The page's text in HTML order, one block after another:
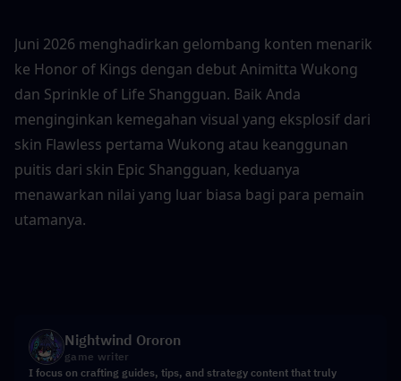
Juni 2026 menghadirkan gelombang konten menarik
ke Honor of Kings dengan debut Animitta Wukong
dan Sprinkle of Life Shangguan. Baik Anda
menginginkan kemegahan visual yang eksplosif dari
skin Flawless pertama Wukong atau keanggunan
puitis dari skin Epic Shangguan, keduanya
menawarkan nilai yang luar biasa bagi para pemain
utamanya.
Nightwind Ororon
game writer
I focus on crafting guides, tips, and strategy content that truly